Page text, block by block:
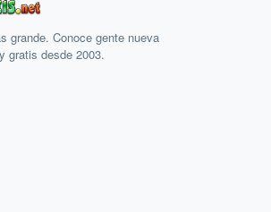
grande. Conoce gente nueva
gratis desde 2003.